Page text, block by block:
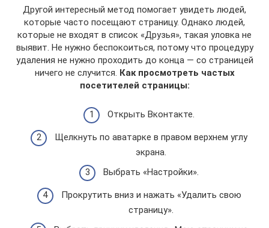
Другой интересный метод помогает увидеть людей,
которые часто посещают страницу. Однако людей,
которые не входят в список «Друзья», такая уловка не
выявит. Не нужно беспокоиться, потому что процедуру
удаления не нужно проходить до конца — со страницей
ничего не случится. Как просмотреть частых
посетителей страницы:
Открыть Вконтакте.
Щелкнуть по аватарке в правом верхнем углу
экрана.
Выбрать «Настройки».
Прокрутить вниз и нажать «Удалить свою
страницу».